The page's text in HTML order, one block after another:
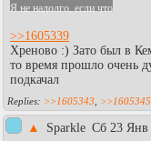
Я не надолго, если что
>>1605339
Хреново :) Зато был в
то время прошло очень
подкачал
>>1605343 >>1605345
▲ Sparkle Сб 23 Янв